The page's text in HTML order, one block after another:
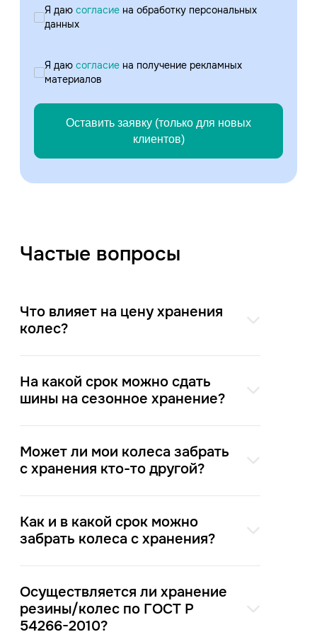
Я даю согласие на обработку персональных
данных
Я даю согласие на получение рекламных
материалов
Оставить заявку (только для новых
клиентов)
Частые вопросы
Что влияет на цену хранения
колес?
На какой срок можно сдать
шины на сезонное хранение?
Может ли мои колеса забрать
с хранения кто-то другой?
Как и в какой срок можно
забрать колеса с хранения?
Осуществляется ли хранение
резины/колес по ГОСТ Р
54266-2010?